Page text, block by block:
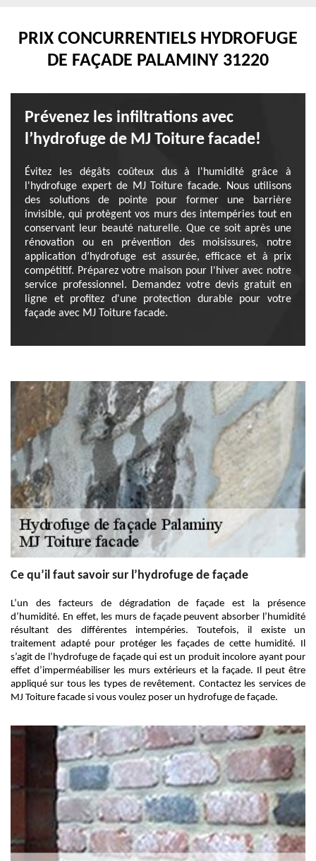
PRIX CONCURRENTIELS HYDROFUGE
DE FAÇADE PALAMINY 31220
Prévenez les infiltrations avec
l’hydrofuge de MJ Toiture facade!
Évitez les dégâts coûteux dus à l'humidité grâce à
l'hydrofuge expert de MJ Toiture facade. Nous utilisons
des solutions de pointe pour former une barrière
invisible, qui protègent vos murs des intempéries tout en
conservant leur beauté naturelle. Que ce soit après une
rénovation ou en prévention des moisissures, notre
application d’hydrofuge est assurée, efficace et à prix
compétitif. Préparez votre maison pour l'hiver avec notre
service professionnel. Demandez votre devis gratuit en
ligne et profitez d'une protection durable pour votre
façade avec MJ Toiture facade.
Ce qu’il faut savoir sur l’hydrofuge de façade
L’un des facteurs de dégradation de façade est la présence
d’humidité. En effet, les murs de façade peuvent absorber l’humidité
résultant des différentes intempéries. Toutefois, il existe un
traitement adapté pour protéger les façades de cette humidité. Il
s’agit de l’hydrofuge de façade qui est un produit incolore ayant pour
effet d’imperméabiliser les murs extérieurs et la façade. Il peut être
appliqué sur tous les types de revêtement. Contactez les services de
MJ Toiture facade si vous voulez poser un hydrofuge de façade.